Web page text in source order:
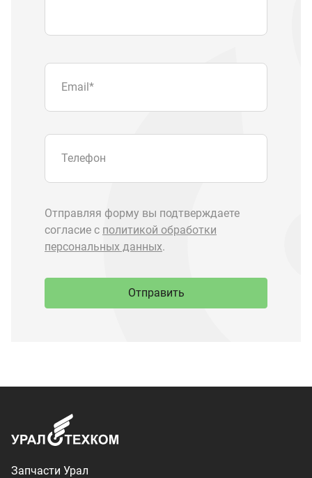
Запчасти Урал
Запчасти Камаз
Спецпредложения
Доставка и оплата
utkm@mail.ru